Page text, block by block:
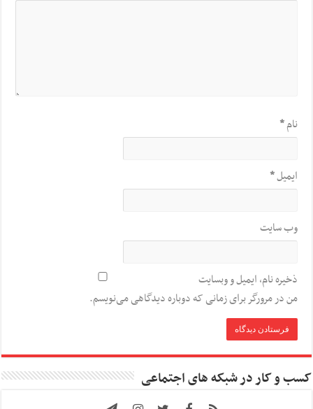
نام*
ایمیل*
وب‌ سایت
ذخیره نام، ایمیل و وبسایت
من در مرورگر برای زمانی که دوباره دیدگاهی می‌نویسم.
کسب و کار در شبکه های اجتماعی